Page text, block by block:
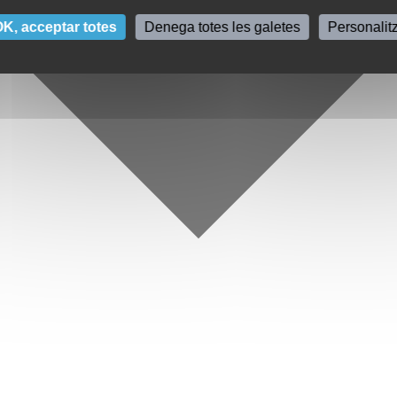
acceptar totes Denega totes les galetes